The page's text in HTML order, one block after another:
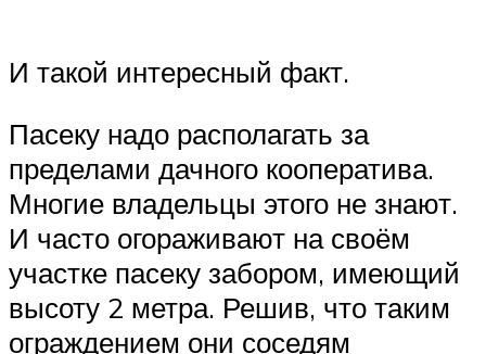
И такой интересный факт.
Пасеку надо располагать за
пределами дачного кооператива.
Многие владельцы этого не знают.
И часто огораживают на своём
участке пасеку забором, имеющий
высоту 2 метра. Решив, что таким
ограждением они соседям